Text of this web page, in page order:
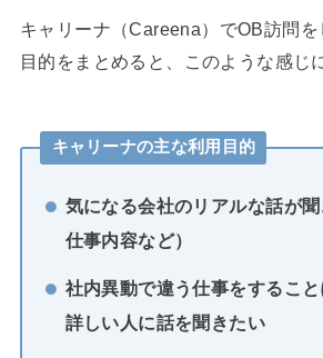
キャリーナ（Careena）でOB訪問
目的をまとめると、このような感じ
キャリーナの主な利用目的
気になる会社のリアルな話が
仕事内容など）
社内異動で違う仕事をするこ
詳しい人に話を聞きたい